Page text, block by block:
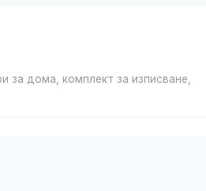
за дома, комплект за изписване,